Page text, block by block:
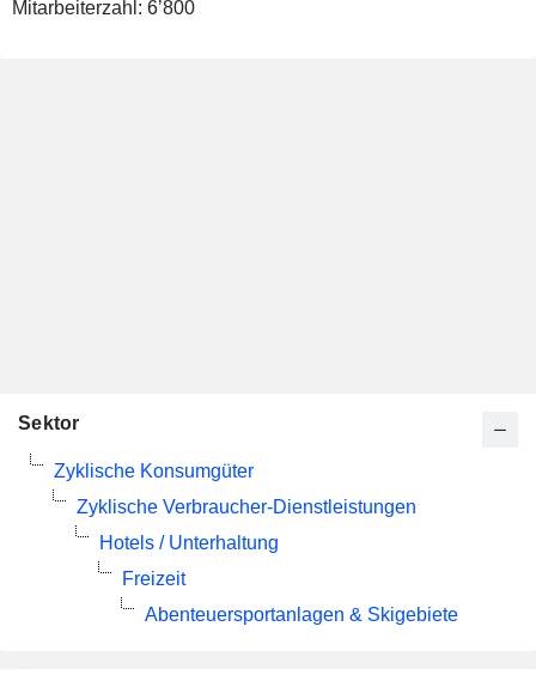
Mitarbeiterzahl: 6’800
Sektor
Zyklische Konsumgüter
Zyklische Verbraucher-Dienstleistungen
Hotels / Unterhaltung
Freizeit
Abenteuersportanlagen & Skigebiete